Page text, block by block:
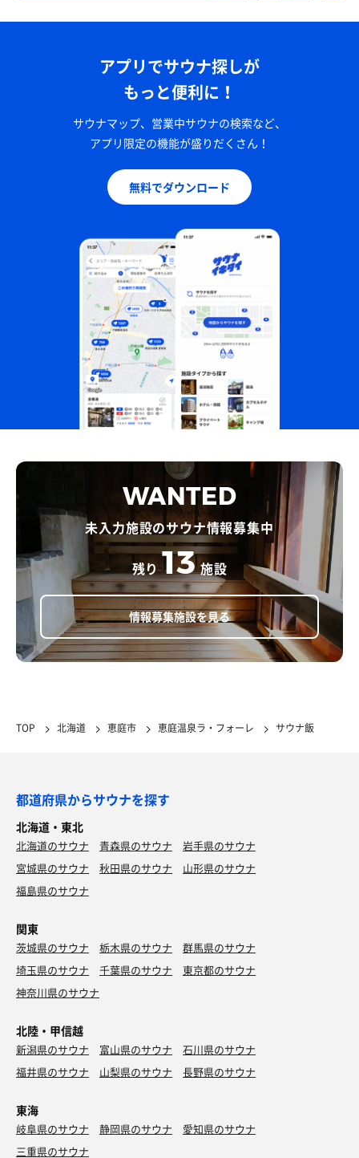
アプリでサウナ探しが
もっと便利に！
サウナマップ、営業中サウナの検索など、
アプリ限定の機能が盛りだくさん！
無料でダウンロード
WANTED
未入力施設のサウナ情報募集中
残り 13 施設
情報募集施設を見る
TOP 北海道 恵庭市 恵庭温泉ラ・フォーレ サウナ飯
都道府県からサウナを探す
北海道・東北
北海道のサウナ 青森県のサウナ
岩手県のサウナ
宮城県のサウナ
秋田県のサウナ
山形県のサウナ
福島県のサウナ
関東
茨城県のサウナ 栃木県のサウナ
群馬県のサウナ
埼玉県のサウナ
千葉県のサウナ
東京都のサウナ
神奈川県のサウナ
北陸・甲信越
新潟県のサウナ 富山県のサウナ
石川県のサウナ
福井県のサウナ
山梨県のサウナ 長野県のサウナ
東海
岐阜県のサウナ 静岡県のサウナ
愛知県のサウナ
三重県のサウナ